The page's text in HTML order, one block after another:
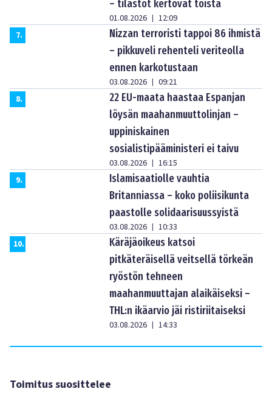
– tilastot kertovat toista
01.08.2026 | 12:09
7.
Nizzan terroristi tappoi 86 ihmistä
– pikkuveli rehenteli veriteolla
ennen karkotustaan
03.08.2026 | 09:21
8.
22 EU-maata haastaa Espanjan
löysän maahanmuuttolinjan –
uppiniskainen
sosialistipääministeri ei taivu
03.08.2026 | 16:15
9.
Islamisaatiolle vauhtia
Britanniassa – koko poliisikunta
paastolle solidaarisuussyistä
03.08.2026 | 10:33
10.
Käräjäoikeus katsoi
pitkäteräisellä veitsellä törkeän
ryöstön tehneen
maahanmuuttajan alaikäiseksi –
THL:n ikäarvio jäi ristiriitaiseksi
03.08.2026 | 14:33
Toimitus suosittelee